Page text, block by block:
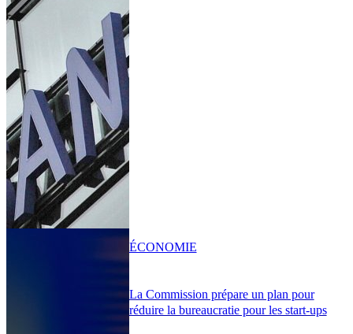
La Commission prépare un plan pour
réduire la bureaucratie pour les start-ups
ÉCONOMIE